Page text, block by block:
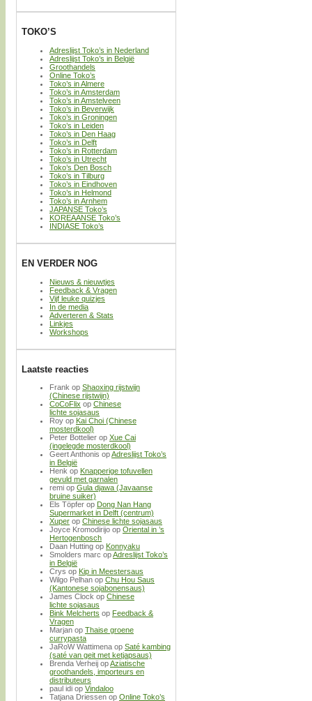
TOKO’S
Adreslijst Toko’s in Nederland
Adreslijst Toko’s in België
Groothandels
Online Toko’s
Toko’s in Almere
Toko’s in Amsterdam
Toko’s in Amstelveen
Toko’s in Beverwijk
Toko’s in Groningen
Toko’s in Leiden
Toko’s in Den Haag
Toko’s in Delft
Toko’s in Rotterdam
Toko’s in Utrecht
Toko’s Den Bosch
Toko’s in Tilburg
Toko’s in Eindhoven
Toko’s in Helmond
Toko’s in Arnhem
JAPANSE Toko’s
KOREAANSE Toko’s
INDIASE Toko’s
EN VERDER NOG
Nieuws & nieuwtjes
Feedback & Vragen
Vijf leuke quizjes
In de media
Adverteren & Stats
Linkjes
Workshops
Laatste reacties
Frank op Shaoxing rijstwijn
(Chinese rijstwijn)
CoCoFlix op Chinese
lichte sojasaus
Roy op Kai Choi (Chinese
mosterdkool)
Peter Bottelier op Xue Cai
(ingelegde mosterdkool)
Geert Anthonis opAdreslijst Toko’s
in België
Henk op Knapperige tofuvellen
gevuld met garnalen
remi op Gula djawa (Javaanse
bruine suiker)
Els Töpfer op Dong Nan Hang
Supermarket in Delft (centrum)
Xuper op Chinese lichte sojasaus
Joyce Kromodirijo op Oriental in ’s
Hertogenbosch
Daan Hutting op Konnyaku
Smolders marc opAdreslijst Toko’s
in België
Crys op Kip in Meestersaus
Wilgo Pelhan op Chu Hou Saus
(Kantonese sojabonensaus)
James Clock op Chinese
lichte sojasaus
Bink Melcherts op Feedback &
Vragen
Marjan op Thaise groene
currypasta
JaRoW Wattimena op Saté kambing
(saté van geit met ketjapsaus)
Brenda Verheij opAziatische
groothandels, importeurs en
distributeurs
paul idi op Vindaloo
Tatjana Driessen op Online Toko’s